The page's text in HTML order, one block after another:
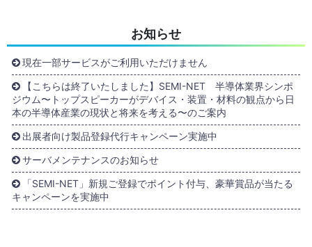
お知らせ
現在一部サービスがご利用いただけません
【こちらは終了いたしました】SEMI-NET 半導体業界シンポ
ジウム〜トップスピーカーがデバイス・装置・材料の観点から日
本の半導体産業の現状と将来を考える〜のご案内
出展者向け製品登録代行キャンペーン実施中
サーバメンテナンスのお知らせ
「SEMI-NET」新規ご登録でポイント付与、豪華賞品が当たる
キャンペーンを実施中